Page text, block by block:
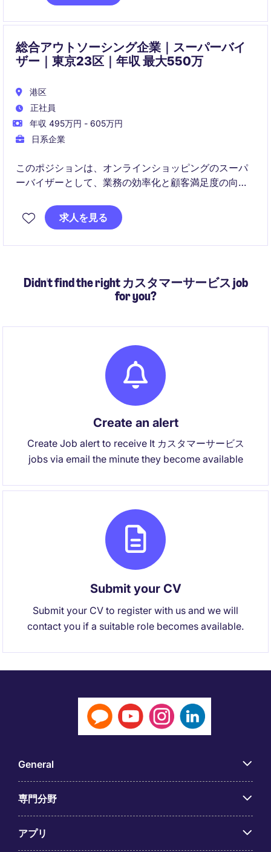
総合アウトソーシング企業｜スーパーバイ
ザー｜東京23区｜年収 最大550万
港区
正社員
年収 495万円 - 605万円
日系企業
このポジションは、オンラインショッピングのスーパ
ーバイザーとして、業務の効率化と顧客満足度の向上
ネスサービス業界における顧客サービス部門での経験
が活かせるポジションです。
求人を見る
Didn't find the right カスタマーサービス job
for you?
Create an alert
Create Job alert to receive It カスタマーサービス
jobs via email the minute they become available
Submit your CV
Submit your CV to register with us and we will
contact you if a suitable role becomes available.
General
専門分野
アプリ